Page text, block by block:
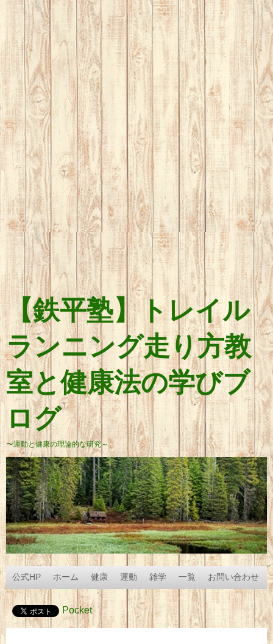
【鉄平塾】トレイル
ランニング走り方教
室と健康法の学びブ
ログ
〜運動と健康の理論的な研究～
公式HP ホーム 健康 運動 雑学 一覧 お問い合わせ
Pocket